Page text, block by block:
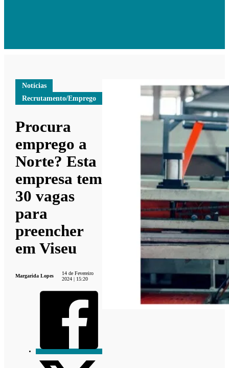
Notícias
Recrutamento/Emprego
Procura
emprego a
Norte? Esta
empresa tem
30 vagas
para
preencher
em Viseu
Margarida Lopes
14 de Fevereiro
2024 | 15:20